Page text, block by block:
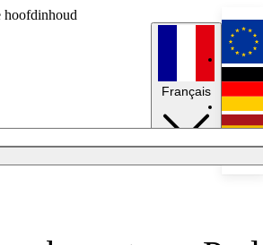
hoofdinhoud
Français